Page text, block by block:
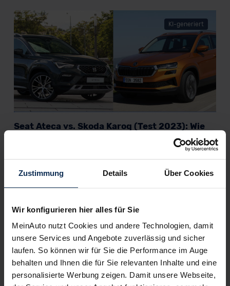
Zustimmung Details Über Cookies
Wir konfigurieren hier alles für Sie
MeinAuto nutzt Cookies und andere Technologien, damit
unsere Services und Angebote zuverlässig und sicher
laufen. So können wir für Sie die Performance im Auge
behalten und Ihnen die für Sie relevanten Inhalte und eine
personalisierte Werbung zeigen. Damit unsere Webseite,
KI-generiert
Seat Ateca vs. Skoda Karoq (Test 2023): Wie
Beide gehören zum VW-Mutterkonzern. Was sie sonst noch
gemeinsam haben und was sie unterscheidet, findet unser
Test raus.
Artikel lesen
KI-generiert